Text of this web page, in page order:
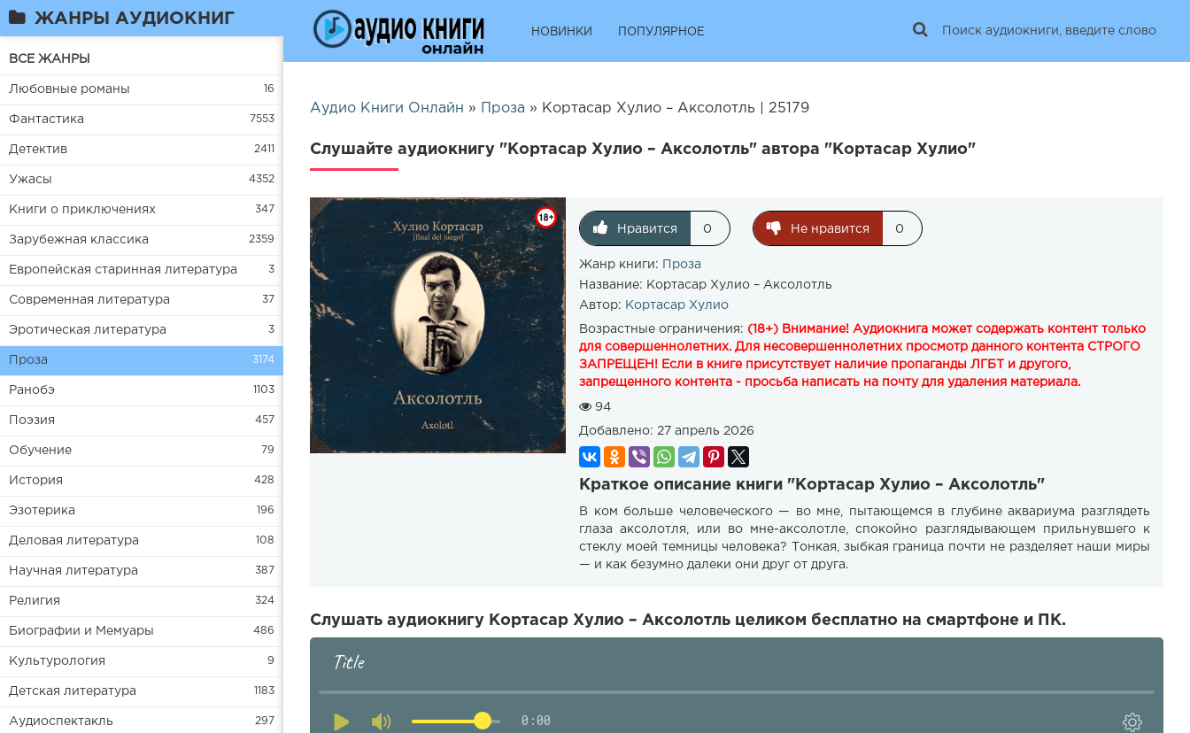
ЖАНРЫ АУДИОКНИГ
ВСЕ ЖАНРЫ
Любовные романы 16
Фантастика 7553
Детектив 2411
Ужасы 4352
Книги о приключениях 347
Зарубежная классика 2359
Европейская старинная литература 3
Современная литература 37
Эротическая литература 3
Проза 3174
Ранобэ 1103
Поэзия 457
Обучение 79
История 428
Эзотерика 196
Деловая литература 108
Научная литература 387
Религия 324
Биографии и Мемуары 486
Культурология 9
Детская литература 1183
Аудиоспектакль 297
НОВИНКИ ПОПУЛЯРНОЕ
Аудио Книги Онлайн » Проза » Кортасар Хулио – Аксолотль | 25179
Слушайте аудиокнигу "Кортасар Хулио – Аксолотль" автора "Кортасар Хулио"
Нравится 0 Не нравится 0
Жанр книги:
Проза
Название: Кортасар Хулио – Аксолотль
Автор: Кортасар Хулио
Возрастные ограничения: (18+) Внимание! Аудиокнига может содержать контент только
для совершеннолетних. Для несовершеннолетних просмотр данного контента СТРОГО
ЗАПРЕЩЕН! Если в книге присутствует наличие пропаганды ЛГБТ и другого,
запрещенного контента - просьба написать на почту для удаления материала.
94
Добавлено: 27 апрель 2026
Краткое описание книги "Кортасар Хулио – Аксолотль"
В ком больше человеческого — во мне, пытающемся в глубине аквариума разглядеть
глаза аксолотля, или во мне-аксолотле, спокойно разглядывающем прильнувшего к
стеклу моей темницы человека? Тонкая, зыбкая граница почти не разделяет наши миры
— и как безумно далеки они друг от друга.
Слушать аудиокнигу Кортасар Хулио – Аксолотль целиком бесплатно на смартфоне и ПК.
Title
0:00